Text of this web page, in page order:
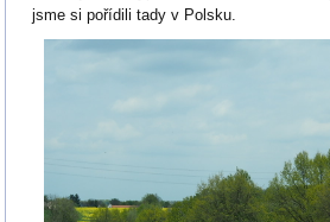
jsme si pořídili tady v Polsku.